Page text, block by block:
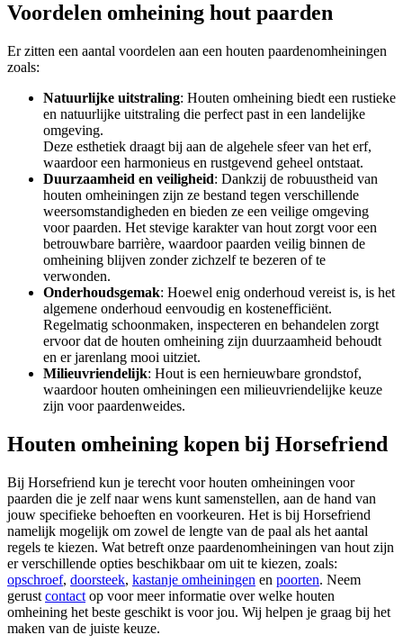
Voordelen omheining hout paarden
Er zitten een aantal voordelen aan een houten paardenomheiningen
zoals:
Natuurlijke uitstraling: Houten omheining biedt een rustieke
en natuurlijke uitstraling die perfect past in een landelijke
omgeving.
Deze esthetiek draagt bij aan de algehele sfeer van het erf,
waardoor een harmonieus en rustgevend geheel ontstaat.
Duurzaamheid en veiligheid: Dankzij de robuustheid van
houten omheiningen zijn ze bestand tegen verschillende
weersomstandigheden en bieden ze een veilige omgeving
voor paarden. Het stevige karakter van hout zorgt voor een
betrouwbare barrière, waardoor paarden veilig binnen de
omheining blijven zonder zichzelf te bezeren of te
verwonden.
Onderhoudsgemak: Hoewel enig onderhoud vereist is, is het
algemene onderhoud eenvoudig en kostenefficiënt.
Regelmatig schoonmaken, inspecteren en behandelen zorgt
ervoor dat de houten omheining zijn duurzaamheid behoudt
en er jarenlang mooi uitziet.
Milieuvriendelijk: Hout is een hernieuwbare grondstof,
waardoor houten omheiningen een milieuvriendelijke keuze
zijn voor paardenweides.
Houten omheining kopen bij Horsefriend
Bij Horsefriend kun je terecht voor houten omheiningen voor
paarden die je zelf naar wens kunt samenstellen, aan de hand van
jouw specifieke behoeften en voorkeuren. Het is bij Horsefriend
namelijk mogelijk om zowel de lengte van de paal als het aantal
regels te kiezen. Wat betreft onze paardenomheiningen van hout zijn
er verschillende opties beschikbaar om uit te kiezen, zoals:
opschroef, doorsteek, kastanje omheiningen en poorten. Neem
gerust contact op voor meer informatie over welke houten
omheining het beste geschikt is voor jou. Wij helpen je graag bij het
maken van de juiste keuze.